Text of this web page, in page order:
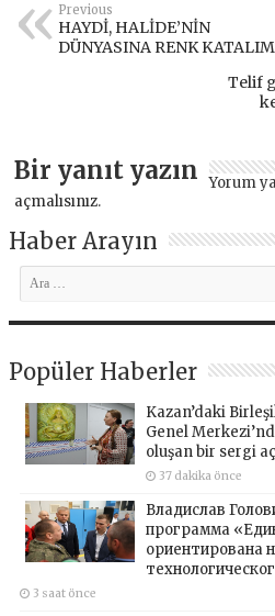
Previous
HAYDİ, HALİDE’NİN
DÜNYASINA RENK KATALIM
Telif
Bir yanıt yazın Yorum
açmalısınız.
Haber Arayın
Popüler Haberler
Kazan’daki
Genel
oluşan bir sergi
37 dakika önce
Владислав
программа
ориентирована
3 saat önce